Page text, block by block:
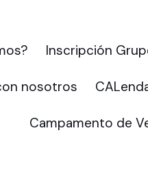
Inscripción
nosotros
Campamento de